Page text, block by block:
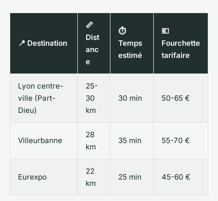
📍 Destination
📏
Dist
anc
e
⏱️
Temps
estimé
💶
Fourchette
tarifaire
Lyon centre-
ville (Part-
Dieu)
25-
30
km
30 min 50-65 €
Villeurbanne
28
km
35 min 55-70 €
Eurexpo
22
km
25 min 45-60 €